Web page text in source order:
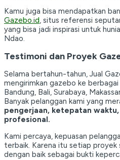
Kamu juga bisa mendapatkan
Gazebo.id, situs referensi
yang bisa jadi inspirasi untuk
Ndao.
Testimoni dan Proyek
Selama bertahun-tahun, Jual
mengirimkan gazebo ke
Bandung, Bali, Surabaya,
Banyak pelanggan kami yang
pengerjaan, ketepatan
profesional.
Kami percaya, kepuasan
terbaik. Karena itu setiap proyek
dengan baik sebagai bukti